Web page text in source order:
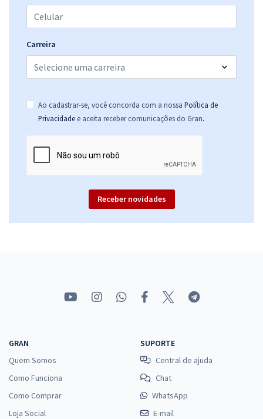
Carreira
Ao cadastrar-se, você concorda com a nossa Política de
Privacidade e aceita receber comunicações do Gran.
Receber novidades
GRAN
Quem Somos
Como Funciona
Como Comprar
Loja Social
SUPORTE
Central de ajuda
Chat
WhatsApp
E-mail